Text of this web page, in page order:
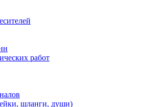
работ
шланги, души)